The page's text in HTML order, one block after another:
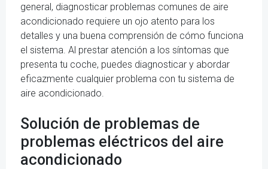
general, diagnosticar problemas comunes de aire
acondicionado requiere un ojo atento para los
detalles y una buena comprensión de cómo funciona
el sistema. Al prestar atención a los síntomas que
presenta tu coche, puedes diagnosticar y abordar
eficazmente cualquier problema con tu sistema de
aire acondicionado.
Solución de problemas de
problemas eléctricos del aire
acondicionado